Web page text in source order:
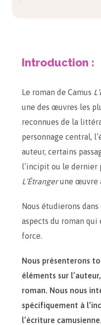
Introduction :
Le roman de Camus
une des œuvres les
reconnues de la
personnage central,
auteur, certains
l’incipit ou le dernier
L’Étrangerune œuvre
Nous étudierons
aspects du roman
force.
Nous présenterons
éléments sur
roman. Nous nous
spécifiquement à
l’écriture